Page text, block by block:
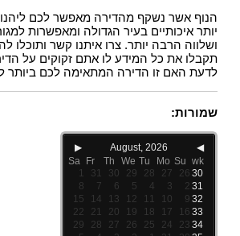
הנוף אשר נשקף מהדירה מאפשר לכם
יותר איכותיים בעיר הגדולה ומאפשרות
ושלווה הרבה יותר. צרו איתנו קשר ותוכלו
תקבלו את כל המידע לו אתם זקוקים על
לדעת האם זו הדירה המתאימה לכם ביותר
שמורות:
◀
August, 2026
▶
wk
Su
Mo
Tu
We
Th
Fr
Sa
30
26
27
28
29
30
31
1
31
2
3
4
5
6
7
8
32
9
10
11
12
13
14
15
33
16
17
18
19
20
21
22
34
23
24
25
26
27
28
29